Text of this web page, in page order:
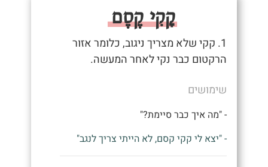
קָקִי קֶסֶם
1. קקי שלא מצריך ניגוב, כלומר אזור
הרקטום כבר נקי לאחר המעשה.
שימושים
- "מה איך כבר סיימת?"
- "יצא לי קקי קסם, לא הייתי צריך לנגב"